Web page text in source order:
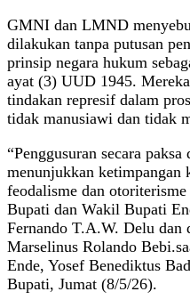
GMNI dan LMND
dilakukan tanpa putusan
prinsip negara hukum
ayat (3) UUD 1945.
tindakan represif dalam
tidak manusiawi dan tidak
“Penggusuran secara
menunjukkan
feodalisme dan
Bupati dan Wakil Bupati
Fernando T.A.W. Delu
Marselinus Rolando
Ende, Yosef Benediktus
Bupati, Jumat (8/5/26).